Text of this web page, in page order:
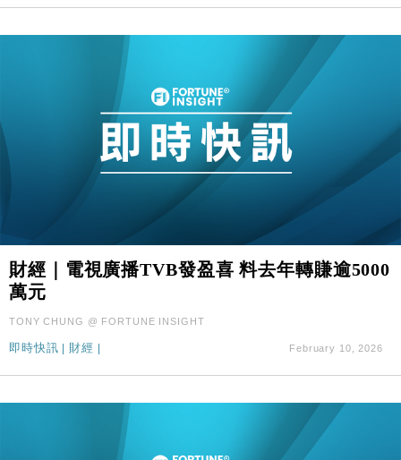
本地｜假冒內地執法人員要求交「保證金」 43歲女子
損失近6900萬元
財經｜日經失守6.5萬點後回穩 全周仍升近2%
財經｜恒隆10月換帥 玩具「反」斗城亞洲CEO蔡德
15:11
財經｜韓股反覆波動收跌 連挫7周創逾3年最長跌勢
財經｜內地7月美元計價出口增近24%勝預期 貿易順
12:44
財經｜日本春季三度入市撐日圓 4月單日斥6.28萬億
日圓干預創新高
張
15:59
財經｜SA售股自救後再出手 斥4億美元押注未上市公
司
財經｜電視廣播TVB發盈喜 料去年轉賺逾5000
萬元
TONY CHUNG @ FORTUNE INSIGHT
即時快訊 | 財經 | February 10, 2026